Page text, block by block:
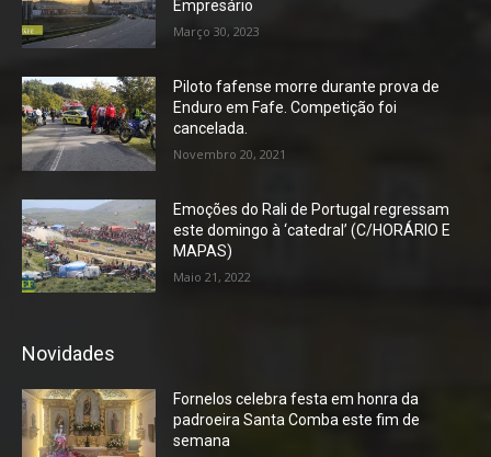
Empresário
Março 30, 2023
Piloto fafense morre durante prova de
Enduro em Fafe. Competição foi
cancelada.
Novembro 20, 2021
Emoções do Rali de Portugal regressam
este domingo à ‘catedral’ (C/HORÁRIO E
MAPAS)
Maio 21, 2022
Novidades
Fornelos celebra festa em honra da
padroeira Santa Comba este fim de
semana